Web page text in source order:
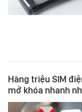
Hàng triệu SIM
mở khóa nhanh